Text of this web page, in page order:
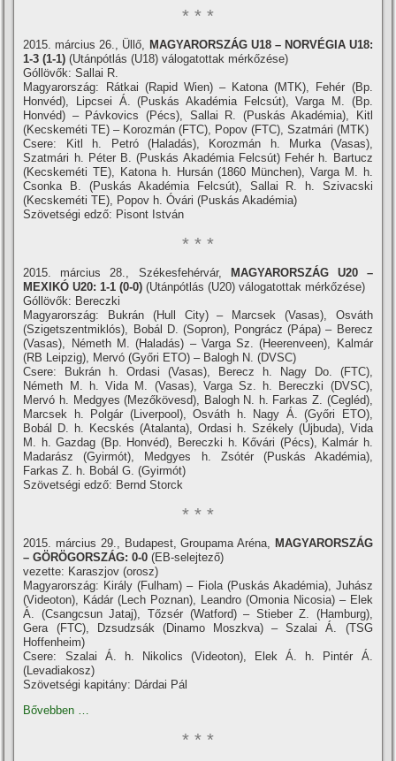
* * *
2015. március 26., Üllő, MAGYARORSZÁG U18 – NORVÉGIA U18:
1-3 (1-1) (Utánpótlás (U18) válogatottak mérkőzése)
Góllövők: Sallai R.
Magyarország: Rátkai (Rapid Wien) – Katona (MTK), Fehér (Bp.
Honvéd), Lipcsei Á. (Puskás Akadémia Felcsút), Varga M. (Bp.
Honvéd) – Pávkovics (Pécs), Sallai R. (Puskás Akadémia), Kitl
(Kecskeméti TE) – Korozmán (FTC), Popov (FTC), Szatmári (MTK)
Csere: Kitl h. Petró (Haladás), Korozmán h. Murka (Vasas),
Szatmári h. Péter B. (Puskás Akadémia Felcsút) Fehér h. Bartucz
(Kecskeméti TE), Katona h. Hursán (1860 München), Varga M. h.
Csonka B. (Puskás Akadémia Felcsút), Sallai R. h. Szivacski
(Kecskeméti TE), Popov h. Óvári (Puskás Akadémia)
Szövetségi edző: Pisont István
* * *
2015. március 28., Székesfehérvár,
MAGYARORSZÁG U20 –
MEXIKÓ U20: 1-1 (0-0) (Utánpótlás (U20) válogatottak mérkőzése)
Góllövők: Bereczki
Magyarország: Bukrán (Hull City) – Marcsek (Vasas), Osváth
(Szigetszentmiklós), Bobál D. (Sopron), Pongrácz (Pápa) – Berecz
(Vasas), Németh M. (Haladás) – Varga Sz. (Heerenveen), Kalmár
(RB Leipzig), Mervó (Győri ETO) – Balogh N. (DVSC)
Csere: Bukrán h. Ordasi (Vasas), Berecz h. Nagy Do. (FTC),
Németh M. h. Vida M. (Vasas), Varga Sz. h. Bereczki (DVSC),
Mervó h. Medgyes (Mezőkövesd), Balogh N. h. Farkas Z. (Cegléd),
Marcsek h. Polgár (Liverpool), Osváth h. Nagy Á. (Győri ETO),
Bobál D. h. Kecskés (Atalanta), Ordasi h. Székely (Újbuda), Vida
M. h. Gazdag (Bp. Honvéd), Bereczki h. Kővári (Pécs), Kalmár h.
Madarász (Gyirmót), Medgyes h. Zsótér (Puskás Akadémia),
Farkas Z. h. Bobál G. (Gyirmót)
Szövetségi edző: Bernd Storck
* * *
2015. március 29., Budapest, Groupama Aréna, MAGYARORSZÁG
– GÖRÖGORSZÁG: 0-0 (EB-selejtező)
vezette: Karaszjov (orosz)
Magyarország: Király (Fulham) – Fiola (Puskás Akadémia), Juhász
(Videoton), Kádár (Lech Poznan), Leandro (Omonia Nicosia) – Elek
Á. (Csangcsun Jataj), Tőzsér (Watford) – Stieber Z. (Hamburg),
Gera (FTC), Dzsudzsák (Dinamo Moszkva) – Szalai Á. (TSG
Hoffenheim)
Csere: Szalai Á. h. Nikolics (Videoton), Elek Á. h. Pintér Á.
(Levadiakosz)
Szövetségi kapitány: Dárdai Pál
Bővebben …
* * *